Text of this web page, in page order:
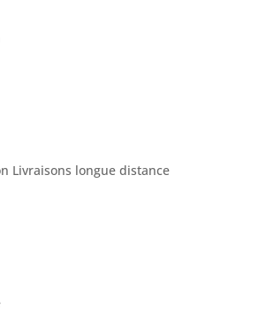
Livraisons longue distance